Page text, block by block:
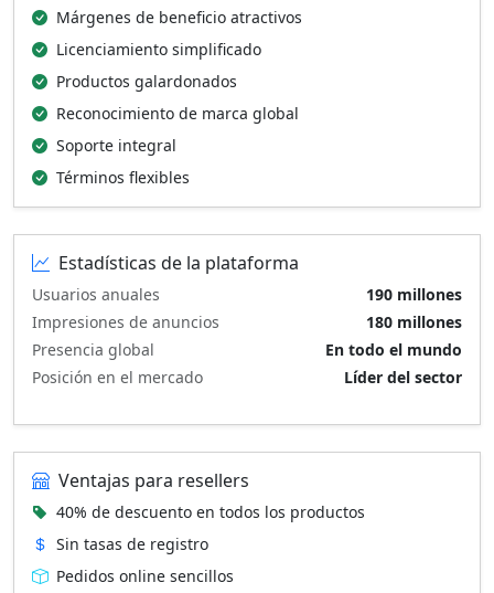
Márgenes de beneficio atractivos
Licenciamiento simplificado
Productos galardonados
Reconocimiento de marca global
Soporte integral
Términos flexibles
Estadísticas de la plataforma
Usuarios anuales
190 millones
Impresiones de anuncios
180 millones
Presencia global
En todo el mundo
Posición en el mercado
Líder del sector
Ventajas para resellers
40% de descuento en todos los productos
Sin tasas de registro
Pedidos online sencillos